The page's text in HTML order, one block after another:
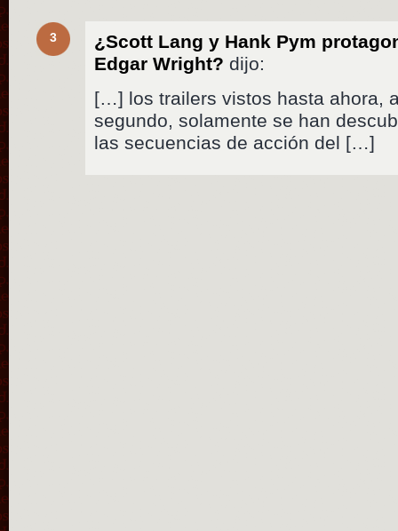
3
¿Scott Lang y Hank Pym
Edgar Wright? dijo:
[…] los trailers vistos hasta ahora,
segundo, solamente se han
las secuencias de acción del […]